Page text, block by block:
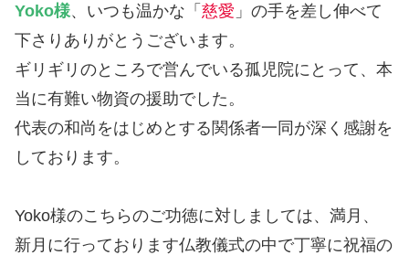
Yoko様、いつも温かな「 慈愛 」の手を差し伸べて
下さりありがとうございます。
ギリギリのところで営んでいる孤児院にとって、本
当に有難い物資の援助でした。
代表の和尚をはじめとする関係者一同が深く感謝を
しております。
Yoko様のこちらのご功徳に対しましては、満月、
新月に行っております仏教儀式の中で丁寧に祝福の